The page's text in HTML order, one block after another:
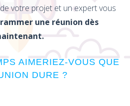
votre projet et un expert vous
une réunion dès
AIMERIEZ-VOUS QUE
DURE ?